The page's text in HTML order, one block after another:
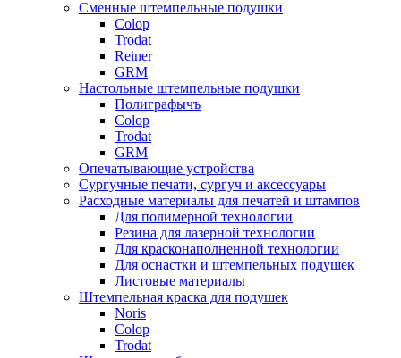
Сменные штемпельные подушки
Colop
Trodat
Reiner
GRM
Настольные штемпельные подушки
Полиграфычъ
Colop
Trodat
GRM
Опечатывающие устройства
Сургучные печати, сургуч и аксессуары
Расходные материалы для печатей и штампов
Для полимерной технологии
Резина для лазерной технологии
Для красконаполненной технологии
Для оснастки и штемпельных подушек
Листовые материалы
Штемпельная краска для подушек
Noris
Colop
Trodat